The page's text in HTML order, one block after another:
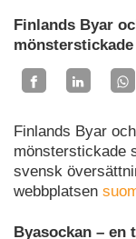
Finlands Byar
Finlands Byar
mönsterstickade
svensk
webbplatsen
Byasockan –